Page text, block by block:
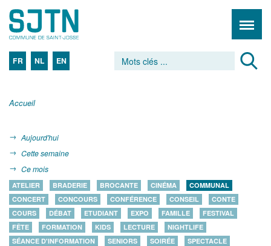
FR NL EN
Accueil
Aujourd'hui
Cette semaine
Ce mois
ATELIER BRADERIE BROCANTE CINÉMA
COMMUNAL
CONCERT
CONCOURS CONFÉRENCE CONSEIL
CONTE
COURS
DÉBAT ETUDIANT EXPO FAMILLE
FESTIVAL
FÊTE
FORMATION KIDS LECTURE
NIGHTLIFE
SÉANCE D'INFORMATION
SENIORS SOIRÉE
SPECTACLE